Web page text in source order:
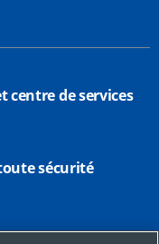
centre de services
sécurité